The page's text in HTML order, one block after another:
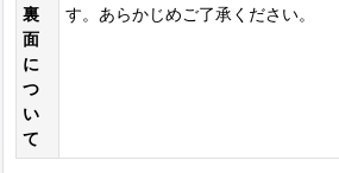
裏
面
に
つ
い
て
す。あらかじめご了承ください。